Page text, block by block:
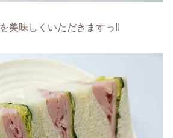
を美味しくいただきますっ!!